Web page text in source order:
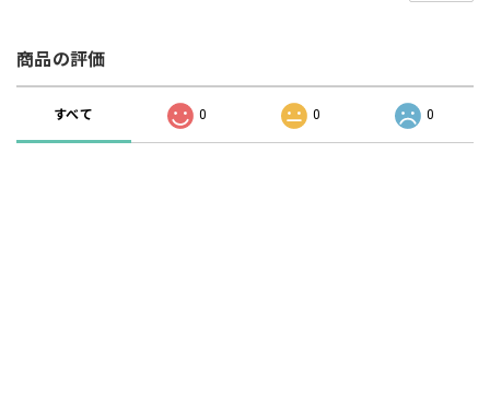
商品の評価
すべて 0 0 0